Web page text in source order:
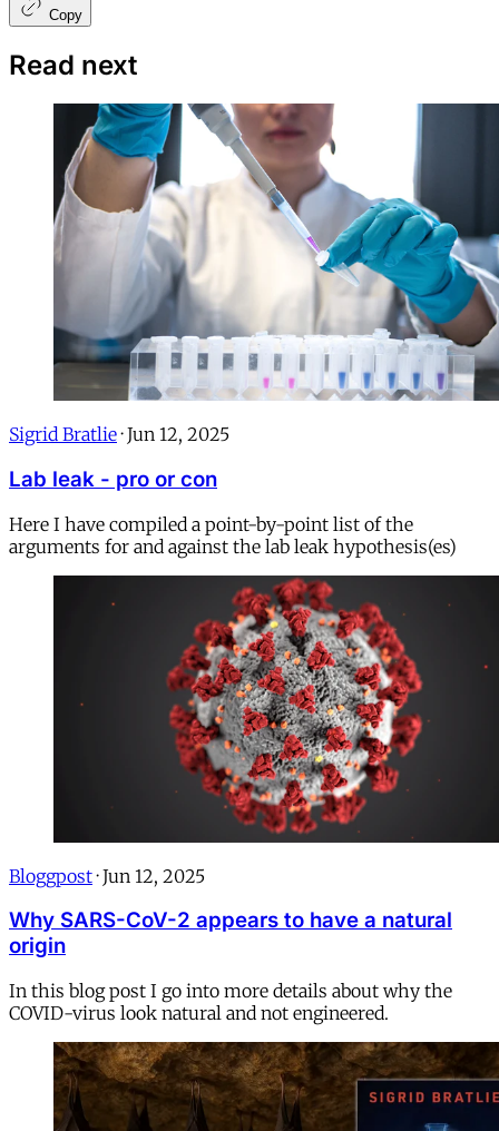
Copy
Read next
Sigrid Bratlie · Jun 12, 2025
Lab leak - pro or con
Here I have compiled a point-by-point list of the
arguments for and against the lab leak hypothesis(es)
Bloggpost · Jun 12, 2025
Why SARS-CoV-2 appears to have a natural
origin
In this blog post I go into more details about why the
COVID-virus look natural and not engineered.